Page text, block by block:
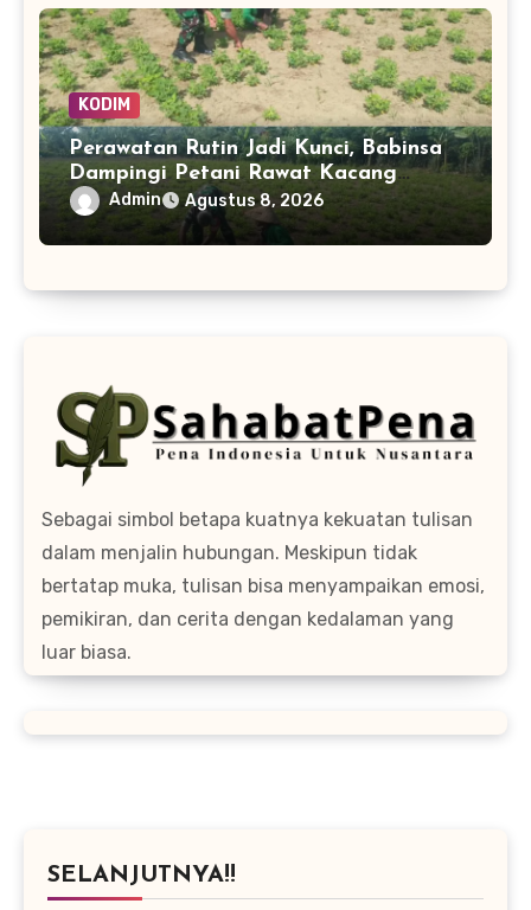
KODIM
Perawatan Rutin Jadi Kunci, Babinsa
Dampingi Petani Rawat Kacang
Tanah hingga Panen
Admin Agustus 8, 2026
Sebagai simbol betapa kuatnya kekuatan tulisan
dalam menjalin hubungan. Meskipun tidak
bertatap muka, tulisan bisa menyampaikan emosi,
pemikiran, dan cerita dengan kedalaman yang
luar biasa.
SELANJUTNYA!!